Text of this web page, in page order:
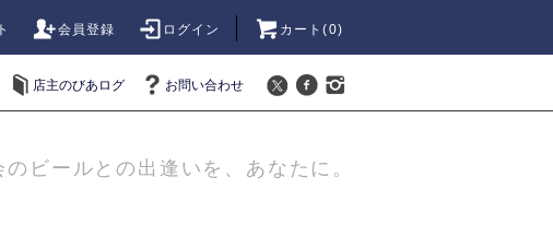
会員登録 ログイン カート(0)
店主のびあログ お問い合わせ
のビールとの出逢いを、あなたに。